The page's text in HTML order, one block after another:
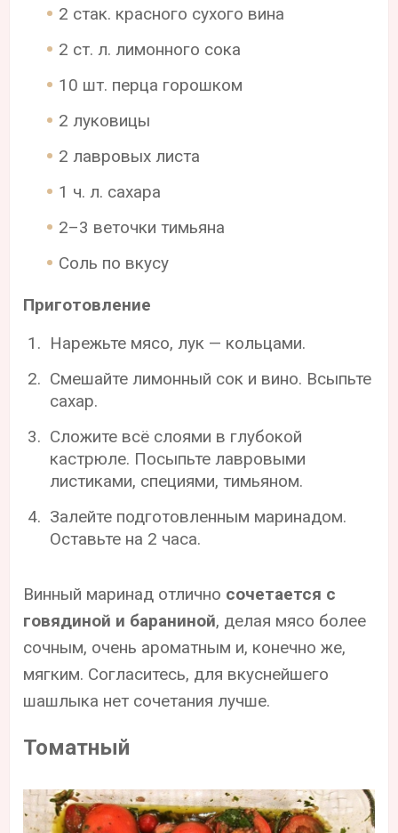
2 стак. красного сухого вина
2 ст. л. лимонного сока
10 шт. перца горошком
2 луковицы
2 лавровых листа
1 ч. л. сахара
2–3 веточки тимьяна
Соль по вкусу
Приготовление
Нарежьте мясо, лук — кольцами.
Смешайте лимонный сок и вино. Всыпьте
сахар.
Сложите всё слоями в глубокой
кастрюле. Посыпьте лавровыми
листиками, специями, тимьяном.
Залейте подготовленным маринадом.
Оставьте на 2 часа.
Винный маринад отлично сочетается с
говядиной и бараниной, делая мясо более
сочным, очень ароматным и, конечно же,
мягким. Согласитесь, для вкуснейшего
шашлыка нет сочетания лучше.
Томатный